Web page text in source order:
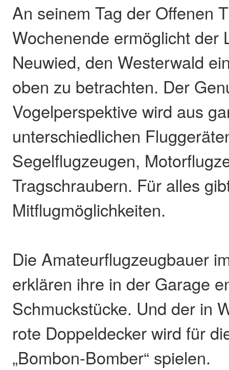
An seinem Tag der Offenen
Wochenende ermöglicht der
Neuwied, den Westerwald
oben zu betrachten. Der
Vogelperspektive wird aus
unterschiedlichen
Segelflugzeugen,
Tragschraubern. Für alles
Mitflugmöglichkeiten.
Die Amateurflugzeugbauer
erklären ihre in der Garage
Schmuckstücke. Und der in
rote Doppeldecker wird für
„Bombon-Bomber“ spielen.